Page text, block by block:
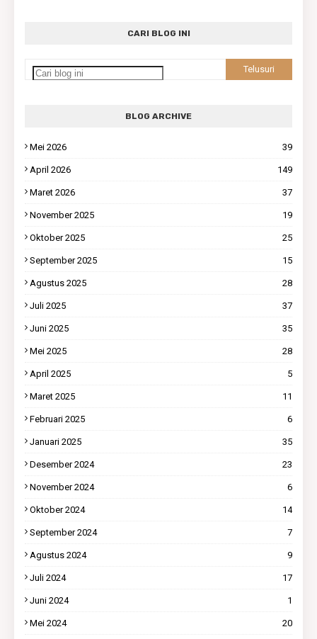
CARI BLOG INI
BLOG ARCHIVE
Mei 2026 39
April 2026 149
Maret 2026 37
November 2025 19
Oktober 2025 25
September 2025 15
Agustus 2025 28
Juli 2025 37
Juni 2025 35
Mei 2025 28
April 2025 5
Maret 2025 11
Februari 2025 6
Januari 2025 35
Desember 2024 23
November 2024 6
Oktober 2024 14
September 2024 7
Agustus 2024 9
Juli 2024 17
Juni 2024 1
Mei 2024 20